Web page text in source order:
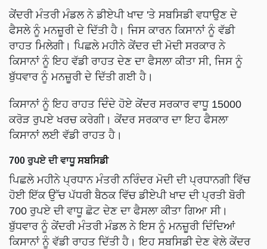
ਕੇਂਦਰੀ ਮੰਤਰੀ ਮੰਡਲ ਨੇ ਡੀਏਪੀ ਖਾਦ 'ਤੇ ਸਬਸਿਡੀ ਵਧਾਉਣ ਦੇ
ਫੈਸਲੇ ਨੂੰ ਮਨਜ਼ੂਰੀ ਦੇ ਦਿੱਤੀ ਹੈ। ਜਿਸ ਕਾਰਨ ਕਿਸਾਨਾਂ ਨੂੰ ਵੱਡੀ
ਰਾਹਤ ਮਿਲੇਗੀ। ਪਿਛਲੇ ਮਹੀਨੇ ਕੇਂਦਰ ਦੀ ਮੋਦੀ ਸਰਕਾਰ ਨੇ
ਕਿਸਾਨਾਂ ਨੂੰ ਇਹ ਵੱਡੀ ਰਾਹਤ ਦੇਣ ਦਾ ਫੈਸਲਾ ਕੀਤਾ ਸੀ, ਜਿਸ ਨੂੰ
ਬੁੱਧਵਾਰ ਨੂੰ ਮਨਜ਼ੂਰੀ ਦੇ ਦਿੱਤੀ ਗਈ ਹੈ।
ਕਿਸਾਨਾਂ ਨੂੰ ਇਹ ਰਾਹਤ ਦਿੰਦੇ ਹੋਏ ਕੇਂਦਰ ਸਰਕਾਰ ਵਾਧੂ 15000
ਕਰੋੜ ਰੁਪਏ ਖਰਚ ਕਰੇਗੀ। ਕੇਂਦਰ ਸਰਕਾਰ ਦਾ ਇਹ ਫੈਸਲਾ
ਕਿਸਾਨਾਂ ਲਈ ਵੱਡੀ ਰਾਹਤ ਹੈ।
700 ਰੁਪਏ ਦੀ ਵਾਧੂਸਬਸਿਡੀ
ਪਿਛਲੇ ਮਹੀਨੇ ਪ੍ਰਧਾਨ ਮੰਤਰੀ ਨਰਿੰਦਰ ਮੋਦੀ ਦੀ ਪ੍ਰਧਾਨਗੀ ਵਿੱਚ
ਹੋਈ ਇੱਕ ਉੱਚ ਪੱਧਰੀ ਬੈਠਕ ਵਿੱਚ ਡੀਏਪੀ ਖਾਦ ਦੀ ਪ੍ਰਤੀ ਬੋਰੀ
700 ਰੁਪਏ ਦੀ ਵਾਧੂ ਛੋਟ ਦੇਣ ਦਾ ਫੈਸਲਾ ਕੀਤਾ ਗਿਆ ਸੀ।
ਬੁੱਧਵਾਰ ਨੂੰ ਕੇਂਦਰੀ ਮੰਤਰੀ ਮੰਡਲ ਨੇ ਇਸ ਨੂੰ ਮਨਜ਼ੂਰੀ ਦਿੰਦਿਆਂ
ਕਿਸਾਨਾਂ ਨੂੰ ਵੱਡੀ ਰਾਹਤ ਦਿੱਤੀ ਹੈ। ਇਹ ਸਬਸਿਡੀ ਦੇਣ ਵੇਲੇ ਕੇਂਦਰ